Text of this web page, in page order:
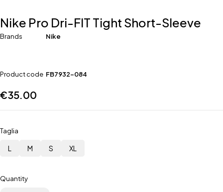
Nike Pro Dri-FIT Tight Short-Sleeve
Brands Nike
Product code FB7932-084
€35.00
Taglia
L M S XL
Quantity